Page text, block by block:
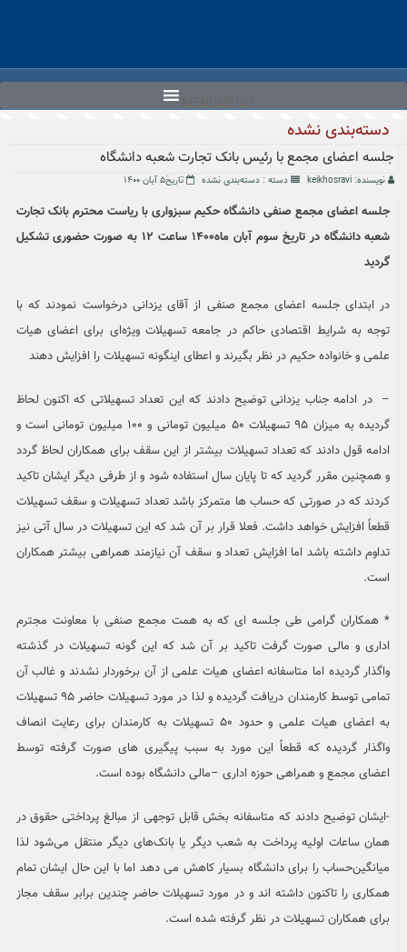
دسته‌بندی نشده
جلسه اعضای مجمع با رئیس بانک تجارت شعبه دانشگاه
نویسنده: keikhosravi دسته : دسته‌بندی نشده تاریخ۵ آبان ۱۴۰۰
جلسه اعضای مجمع صنفی دانشگاه حکیم سبزواری با ریاست محترم بانک تجارت
شعبه دانشگاه در تاریخ سوم آبان ماه۱۴۰۰ ساعت ۱۲ به صورت حضوری تشکیل
گردید
در ابتدای جلسه اعضای مجمع صنفی از آقای یزدانی درخواست نمودند که با
توجه به شرایط اقتصادی حاکم در جامعه تسهیلات ویژه‌ای برای اعضای هیات
علمی و خانواده حکیم در نظر بگیرند و اعطای اینگونه تسهیلات را افزایش دهند
– در ادامه جناب یزدانی توضیح دادند که این تعداد تسهیلاتی که اکنون لحاظ
گردیده به میزان ۹۵ تسهیلات ۵۰ میلیون تومانی و ۱۰۰ میلیون تومانی است و
ادامه قول دادند که تعداد تسهیلات بیشتر از این سقف برای همکاران لحاظ گردد
و همچنین مقرر گردید که تا پایان سال استفاده شود و از طرفی دیگر ایشان تاکید
کردند که در صورتی که حساب ها متمرکز باشد تعداد تسهیلات و سقف تسهیلات
قطعاً افزایش خواهد داشت. فعلا قرار بر آن شد که این تسهیلات در سال آتی نیز
تداوم داشته باشد اما افزایش تعداد و سقف آن نیازمند همراهی بیشتر همکاران
است.
* همکاران گرامی طی جلسه ای که به همت مجمع صنفی با معاونت مجترم
اداری و مالی صورت گرفت تاکید بر آن شد که این گونه تسهیلات در گذشته
واگذار گردیده اما متاسفانه اعضای هیات علمی از آن برخوردار نشدند و غالب آن
تمامی توسط کارمندان دریافت گردیده و لذا در مورد تسهیلات حاضر ۹۵ تسهیلات
به اعضای هیات علمی و حدود ۵۰ تسهیلات به کارمندان برای رعایت انصاف
واگذار گردیده که قطعاً این مورد به سبب پیگیری های صورت گرفته توسط
اعضای مجمع و همراهی حوزه اداری –مالی دانشگاه بوده است.
-ایشان توضیح دادند که متاسفانه بخش قابل توجهی از مبالغ پرداختی حقوق در
همان ساعات اولیه پرداخت به شعب دیگر یا بانک‌های دیگر منتقل می‌شود لذا
میانگین‌حساب را برای دانشگاه بسیار کاهش می دهد اما با این حال ایشان تمام
همکاری را تاکنون داشته اند و در مورد تسهیلات حاضر چندین برابر سقف مجاز
برای همکاران تسهیلات در نظر گرفته شده است.